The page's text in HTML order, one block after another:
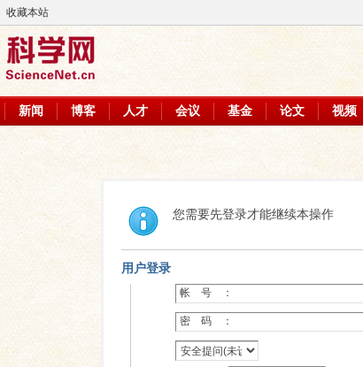
收藏本站
新闻 博客 人才 会议 基金 论文 视频
您需要先登录才能继续本操作
用户登录
帐 号 ：
密 码 ：